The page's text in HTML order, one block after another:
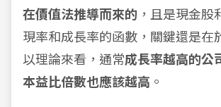
在價值法推導而來的 ，且是現金股
現率和成長率的函數，關鍵還是在
以理論來看，通常成長率越高的公
本益比倍數也應該越高 。